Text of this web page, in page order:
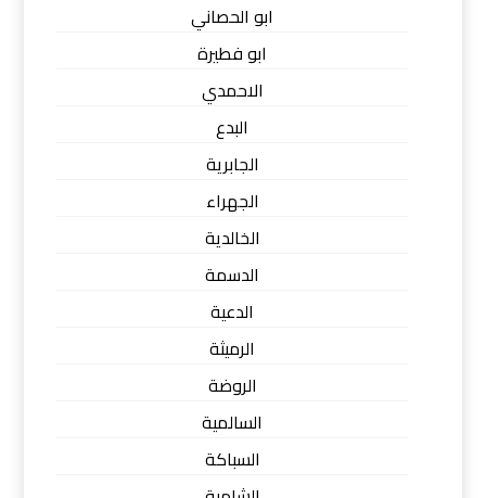
ابو الحصاني
ابو فطيرة
الاحمدي
البدع
الجابرية
الجهراء
الخالدية
الدسمة
الدعية
الرميثة
الروضة
السالمية
السباكة